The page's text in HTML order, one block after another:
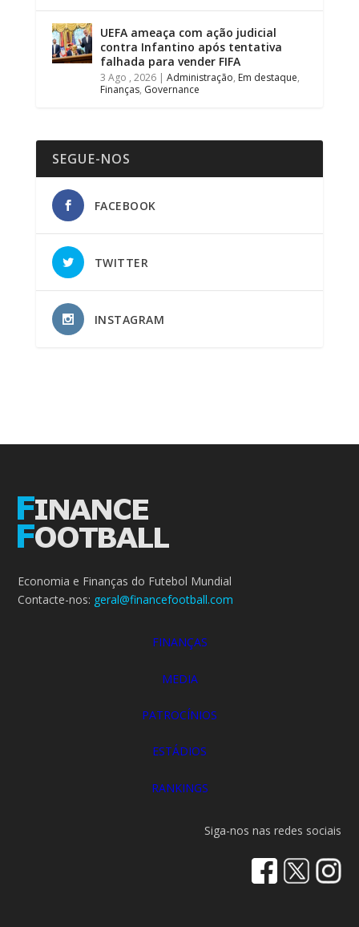
UEFA ameaça com ação judicial
contra Infantino após tentativa
falhada para vender FIFA
3 Ago , 2026| Administração, Em destaque,
Finanças, Governance
SEGUE-NOS
FACEBOOK
TWITTER
INSTAGRAM
Economia e Finanças do Futebol Mundial
Contacte-nos: geral@financefootball.com
FINANÇAS
MEDIA
PATROCÍNIOS
ESTÁDIOS
RANKINGS
Siga-nos nas redes sociais